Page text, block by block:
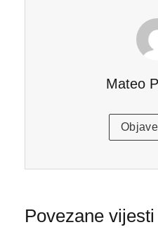
Mateo
Povezane vijesti